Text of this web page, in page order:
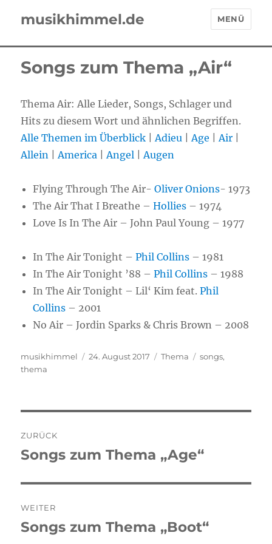
musikhimmel.de MENÜ
Songs zum Thema „Air“
Thema Air: Alle Lieder, Songs, Schlager und
Hits zu diesem Wort und ähnlichen Begriffen.
Alle Themen im Überblick |Adieu |Age |Air
Allein |America |Angel |Augen
Flying Through The Air-Oliver Onions- 1973
The Air That I Breathe –Hollies – 1974
Love Is In The Air – John Paul Young – 1977
In The Air Tonight –Phil Collins – 1981
In The Air Tonight ’88 –Phil Collins – 1988
In The Air Tonight – Lil‘ Kim feat.Phil
Collins – 2001
No Air – Jordin Sparks & Chris Brown – 2008
Autor
musikhimmel
Veröffentlicht
24. August 2017 Kategorien
Thema Schlagwörter
songs,
thema
ZURÜCK
Vorheriger
Songs zum Thema „Age“
WEITER
Nächster
Songs zum Thema „Boot“